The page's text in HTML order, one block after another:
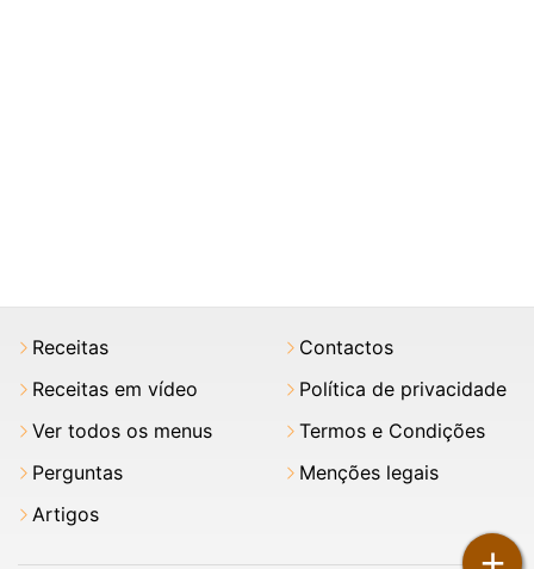
Receitas
Receitas em vídeo
Ver todos os menus
Perguntas
Artigos
Contactos
Política de privacidade
Termos e Condições
Menções legais